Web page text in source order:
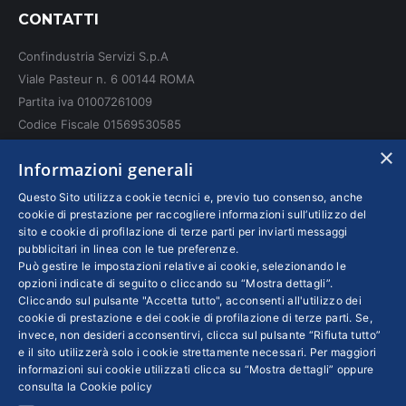
opens
new
window
opens
window
opens
window
CONTATTI
Confindustria Servizi S.p.A
Viale Pasteur n. 6 00144 ROMA
Partita iva 01007261009
Codice Fiscale 01569530585
INFO LEGALI
Colophon editoriali
Disclaimer
Privacy
Coordinate Bancarie
×
Informazioni generali
Questo Sito utilizza cookie tecnici e, previo tuo consenso, anche
cookie di prestazione per raccogliere informazioni sull’utilizzo del
sito e cookie di profilazione di terze parti per inviarti messaggi
pubblicitari in linea con le tue preferenze.
Può gestire le impostazioni relative ai cookie, selezionando le
opzioni indicate di seguito o cliccando su “Mostra dettagli”.
Cliccando sul pulsante "Accetta tutto", acconsenti all'utilizzo dei
cookie di prestazione e dei cookie di profilazione di terze parti. Se,
invece, non desideri acconsentirvi, clicca sul pulsante “Rifiuta tutto”
e il sito utilizzerà solo i cookie strettamente necessari. Per maggiori
informazioni sui cookie utilizzati clicca su “Mostra dettagli” oppure
consulta la Cookie policy